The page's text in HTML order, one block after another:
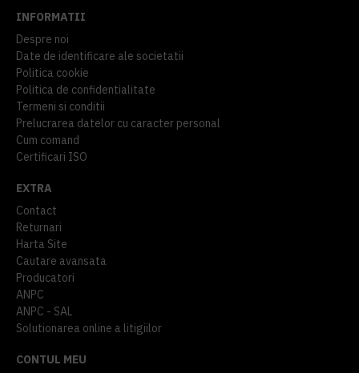
INFORMATII
Despre noi
Date de identificare ale societatii
Politica cookie
Politica de confidentialitate
Termeni si conditii
Prelucrarea datelor cu caracter personal
Cum comand
Certificari ISO
EXTRA
Contact
Returnari
Harta Site
Cautare avansata
Producatori
ANPC
ANPC - SAL
Solutionarea online a litigiilor
CONTUL MEU